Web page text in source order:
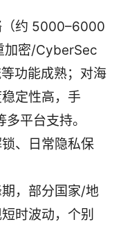
（约 5000–6000
加密/CyberSec
功能成熟；对海
定性高，手
平台支持。
、日常隐私保
，部分国家/地
时波动，个别